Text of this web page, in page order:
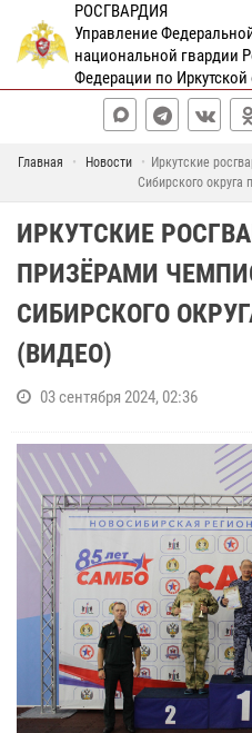
РОСГВАРДИЯ
Управление
национальной гвардии
Федерации по Иркутской
Главная Новости
Иркутские
Сибирского округа
ИРКУТСКИЕ
ПРИЗЁРАМИ
СИБИРСКОГО
(ВИДЕО)
03 сентября 2024, 02:36